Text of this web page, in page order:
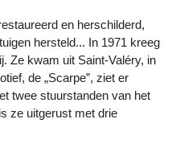
en herschilderd,
hersteld... In 1971 kreeg
Ze kwam uit Saint-Valéry, in
de „Scarpe”, ziet er
twee stuurstanden van het
ze uitgerust met drie